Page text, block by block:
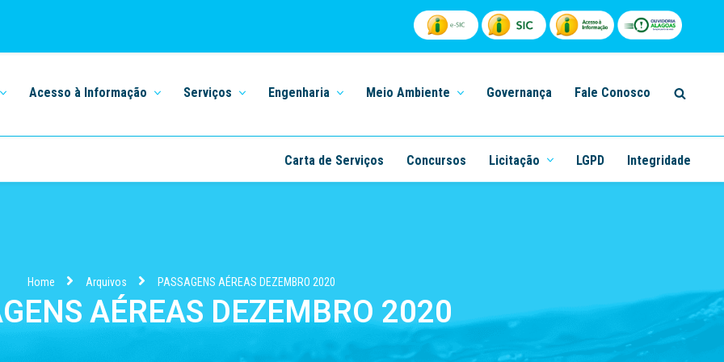
Acesso à Informação Serviços Engenharia Meio Ambiente Governança Fale Conosco
Carta de Serviços Concursos Licitação LGPD Integridade
Home Arquivos PASSAGENS AÉREAS DEZEMBRO 2020
AÉREAS DEZEMBRO 2020